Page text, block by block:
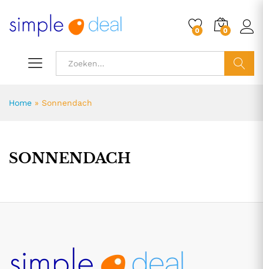
0 0
Home » Sonnendach
SONNENDACH